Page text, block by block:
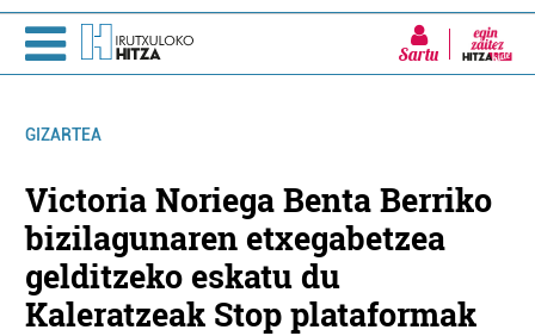
Sartu
GIZARTEA
Victoria Noriega Benta Berriko
bizilagunaren etxegabetzea
gelditzeko eskatu du
Kaleratzeak Stop plataformak